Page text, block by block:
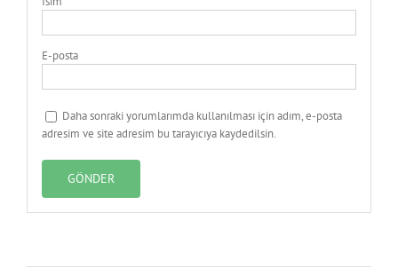
E-posta
Daha sonraki yorumlarımda kullanılması için adım, e-posta
adresim ve site adresim bu tarayıcıya kaydedilsin.